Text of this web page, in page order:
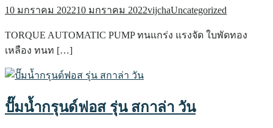
10 มกราคม 202210 มกราคม 2022vijchaUncategorized
TORQUE AUTOMATIC PUMP ทนแกร่ง แรงจัด ใบพัดทอง
เหลือง ทนท […]
ปั๊มน้ำกรุนด์ฟอส รุ่น สกาล่า วัน